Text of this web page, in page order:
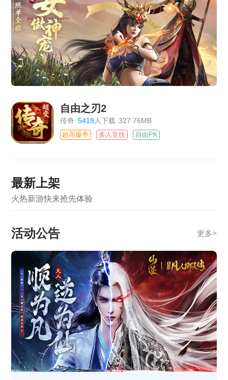
自由之刃2
传奇 5418人下载 327.76MB
超高爆率 多人竞技 自由PK
最新上架
火热新游快来抢先体验
活动公告 更多>